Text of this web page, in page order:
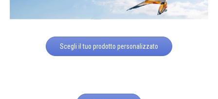
Scegli il tuo prodotto personalizzato